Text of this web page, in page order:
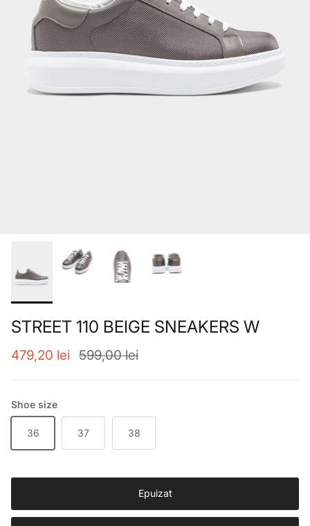
STREET 110 BEIGE SNEAKERS W
Preț de vânzare
479,20 lei Preț obișnuit
599,00 lei
Shoe size
36 37 38
Epuizat